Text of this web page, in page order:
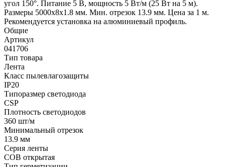
угол 150°. Питание 5 В, мощность 5 Вт/м (25 Вт на 5 м).
Размеры 5000х8х1.8 мм. Мин. отрезок 13.9 мм. Цена за 1 м.
Рекомендуется установка на алюминиевый профиль.
Общие
Артикул
041706
Тип товара
Лента
Класс пылевлагозащиты
IP20
Типоразмер светодиода
CSP
Плотность светодиодов
360 шт/м
Минимальный отрезок
13.9 мм
Серия ленты
COB открытая